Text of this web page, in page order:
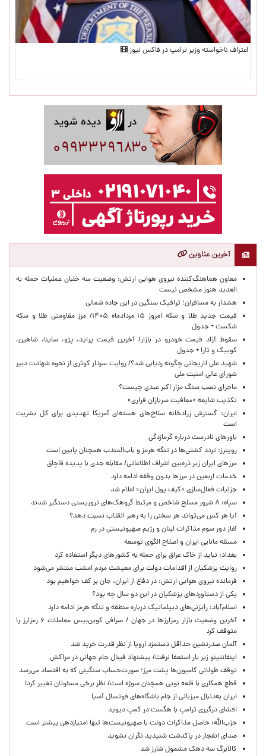
اعتراف ناخواسته وزیر ترامپ در فاکس نیوز
آخرین عناوین
معاون هماهنگ‌کننده نیروی هوایی ارتش: وضعیت سه خلبان عملیات حمله به
العدید هنوز مشخص نیست
هشدار به مسافران؛ ترافیک سنگین در این جاده شمالی
قیمت جدید طلا و سکه امروز ۱۵ مردادماه ۱۴۰۵/ مرز مقاومتی طلا و سکه
شکست + جدول
سقوط آزاد قیمت خودرو در بازار/ آخرین قیمت پراید، پژو، ساینا، شاهین،
کوییک و تارا + جدول
شهید علی لاریجانی چگونه ردیابی شد؟/ روایت سردار کوثری از نحوه شهادت دبیر
شورای عالی امنیت ملی
ماجرای نصب سنگ مزار اکبر عبدی چیست؟
تکذیب شایعه «معافیت سربازان فراری»
ایران: گسترش زرادخانه سلاح‌های هسته‌ای آمریکا تهدیدی برای کل بشریت
است
باورهای نادرست درباره گرمازدگی
رویترز: تردد کشتی‌ها در تنگه هرمز و باب‌المندب همچنان پایین است
مرزهای ایران زیر ذره‌بین اشراف اطلاعاتی/ مقابله جدی با پدیده قاچاق
خدمات اربعین در مرزها بدون وقفه ادامه دارد
جزئیات فعال‌سازی «کیف پول ایران» اعلام شد
سپاه: ۸ شرور مسلح شاخص و مرتبط گروهک‌های تروریستی دستگیر شدند
آیا هر کس می‌تواند هر سخنی را به رهبر انقلاب نسبت دهد؟
آغاز دور سوم مذاکرات لبنان و رژیم صهیونیستی در رم
مسئله مانایی ایران و اصلاح الگوی توسعه
بغداد: نباید از خاک عراق برای حمله به کشورهای دیگر استفاده کرد
روایت پزشکیان از اقدامات دولت برای معیشت مردم امشب منتشر می‌شود
فرمانده نیروی هوایی ارتش: در دفاع از ایران، جان بر کف خواهیم بود
یکی از دستاوردهای پزشکیان در این دو سال چه بود؟
اسلام‌آباد: رایزنی‌های دیپلماتیک درباره منطقه و تنگه هرمز ادامه دارد
آخرین وضعیت بازار رمزارزها در جهان / صرافی کوین‌بیس معاملات ۶ رمزارز را
متوقف کرد
آلمان صدرنشین حداقل دستمزد اروپا از نظر قدرت خرید شد
اینفانتینو زیر بار استعفا نرفت/ پیشنهاد فینال جام جهانی در مراکش
توقف طولانی کامیون‌ها پشت مرز؛ صورت‌حساب سنگینی که به اقتصاد می‌رسد
قطع همکاری با قلعه نویی همچنان سوژه است/ نظر برخی مسئولان تغییر کرد!
ایران به‌دنبال میزبانی از جام باشگاه‌های فوتسال آسیا
افشای درگیری ترامپ با هگست در کمپ دیوید
حزب‌الله: حاصل مذاکرات دولت با صهیونیست‌ها تنها امتیازدهی‌ بیشتر است
صدای انفجار در پاکدشت شنیدید نگران نشوید
کالابرگ سه دهک مشمول شارز شد